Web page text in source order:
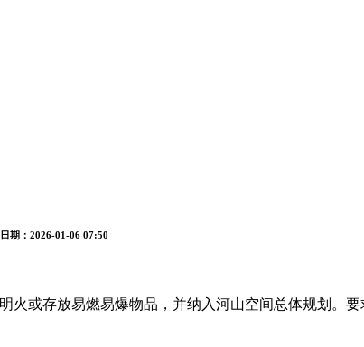
期：2026-01-06 07:50
或存放易燃易爆物品，并纳入河山空间总体规划。